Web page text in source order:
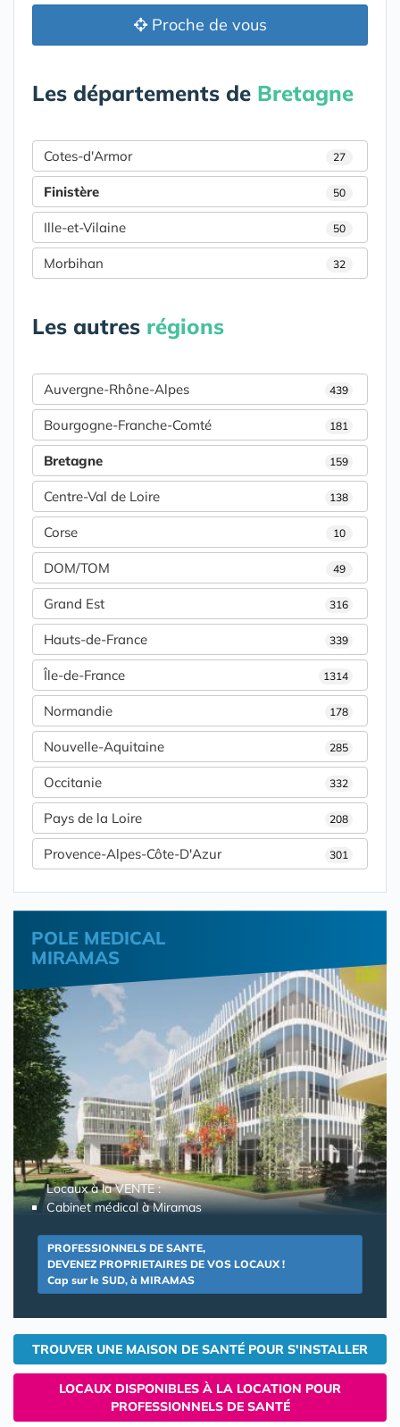
Proche de vous
Les départements de Bretagne
Cotes-d'Armor 27
Finistère 50
Ille-et-Vilaine 50
Morbihan 32
Les autres régions
Auvergne-Rhône-Alpes 439
Bourgogne-Franche-Comté 181
Bretagne 159
Centre-Val de Loire 138
Corse 10
DOM/TOM 49
Grand Est 316
Hauts-de-France 339
Île-de-France 1314
Normandie 178
Nouvelle-Aquitaine 285
Occitanie 332
Pays de la Loire 208
Provence-Alpes-Côte-D'Azur 301
POLE MEDICAL
MIRAMAS
Locaux à la VENTE :
Cabinet médical à Miramas
PROFESSIONNELS DE SANTE,
DEVENEZ PROPRIETAIRES DE VOS LOCAUX !
Cap sur le SUD, à MIRAMAS
TROUVER UNE MAISON DE SANTÉ POUR S'INSTALLER
LOCAUX DISPONIBLES À LA LOCATION POUR
PROFESSIONNELS DE SANTÉ